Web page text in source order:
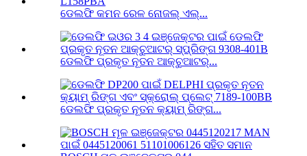
ଡେଲଫି କମନ ରେଳ ନୋଜଲ୍ ଏଲ୍...
ଡେଲଫି ପ୍ରକୃତ ନୂତନ ଆକ୍ଚୁଆଟର୍...
ଡେଲଫି ପ୍ରକୃତ ନୂତନ କ୍ୟାମ୍ ରିଙ୍ଗ...